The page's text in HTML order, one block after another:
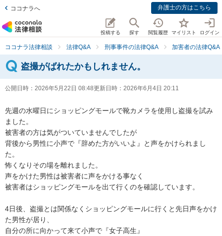
ココナラへ 弁護士の方はこちら
投稿する 探す 閲覧履歴 マイリスト ログイン
ココナラ法律相談 法律Q&A 刑事事件の法律Q&A 加害者の法律Q&A
盗撮がばれたかもしれません。
公開日時： 2026年5月22日 08:48更新日時： 2026年6月4日 20:11
先週の水曜日にショッピングモールで靴カメラを使用し盗撮を試み
ました。
被害者の方は気がついていませんでしたが
背後から男性に小声で『辞めた方がいいよ』と声をかけられまし
た。
怖くなりその場を離れました。
声をかけた男性は被害者に声をかける事なく
被害者はショッピングモールを出て行くのを確認しています。
4日後、盗撮とは関係なくショッピングモールに行くと先日声をかけ
た男性が居り、
自分の所に向かって来て小声で『女子高生』